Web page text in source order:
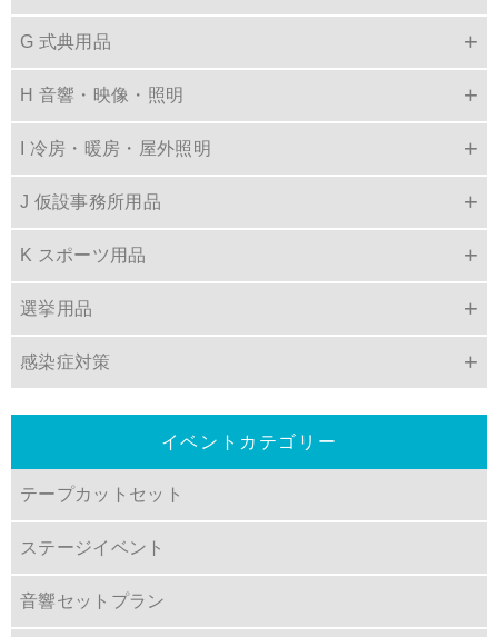
G 式典用品
H 音響・映像・照明
I 冷房・暖房・屋外照明
J 仮設事務所用品
K スポーツ用品
選挙用品
感染症対策
イベントカテゴリー
テープカットセット
ステージイベント
音響セットプラン